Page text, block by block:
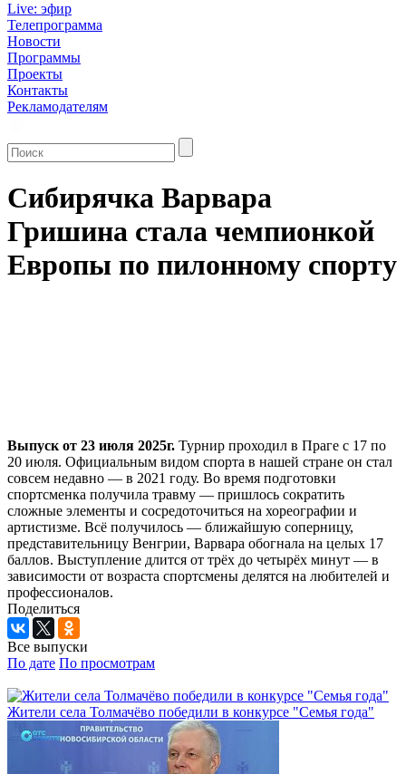
Live: эфир
Телепрограмма
Новости
Программы
Проекты
Контакты
Рекламодателям
Сибирячка Варвара
Гришина стала чемпионкой
Европы по пилонному спорту
Выпуск от 23 июля 2025г. Турнир проходил в Праге с 17 по
20 июля. Официальным видом спорта в нашей стране он стал
совсем недавно — в 2021 году. Во время подготовки
спортсменка получила травму — пришлось сократить
сложные элементы и сосредоточиться на хореографии и
артистизме. Всё получилось — ближайшую соперницу,
представительницу Венгрии, Варвара обогнала на целых 17
баллов. Выступление длится от трёх до четырёх минут — в
зависимости от возраста спортсмены делятся на любителей и
профессионалов.
Поделиться
Все выпуски
По дате По просмотрам
Жители села Толмачёво победили в конкурсе "Семья года"